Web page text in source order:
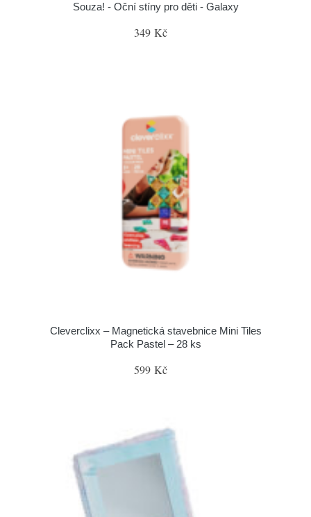
Souza! - Oční stíny pro děti - Galaxy
349 Kč
Cleverclixx – Magnetická stavebnice Mini Tiles
Pack Pastel – 28 ks
599 Kč